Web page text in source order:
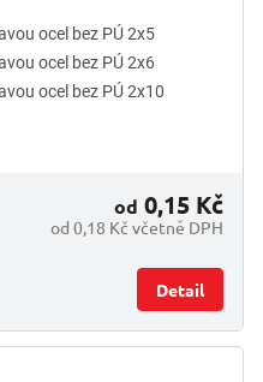
ocel bez PÚ 2x5
ocel bez PÚ 2x6
ocel bez PÚ 2x10
od 0,18 Kč včetně DPH
od 0,15 Kč
Detail